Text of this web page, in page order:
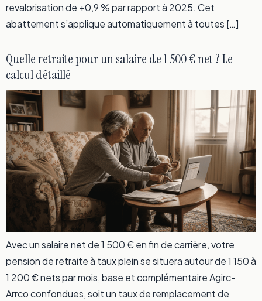
revalorisation de +0,9 % par rapport à 2025. Cet
abattement s’applique automatiquement à toutes […]
Quelle retraite pour un salaire de 1 500 € net ? Le
calcul détaillé
Avec un salaire net de 1 500 € en fin de carrière, votre
pension de retraite à taux plein se situera autour de 1 150 à
1 200 € nets par mois, base et complémentaire Agirc-
Arrco confondues, soit un taux de remplacement de